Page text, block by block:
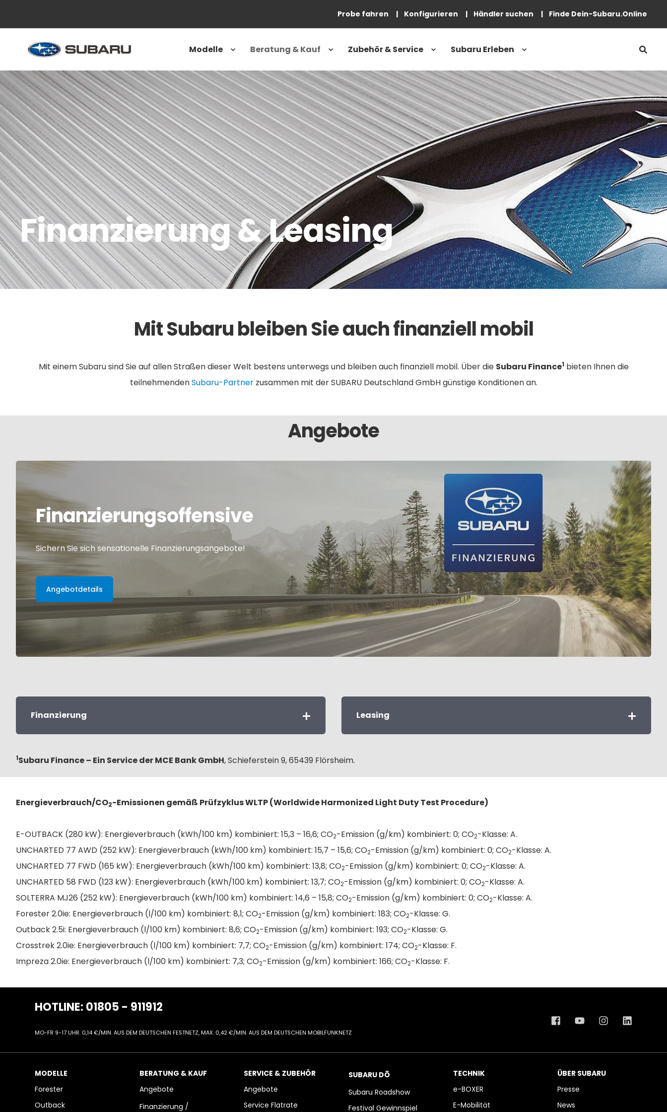
Probe fahren Konfigurieren Händler suchen Finde Dein-Subaru.Online
Modelle Beratung & Kauf Zubehör & Service Subaru Erleben
Finanzierung & Leasing
Mit Subaru bleiben Sie auch finanziell mobil
Mit einem Subaru sind Sie auf allen Straßen dieser Welt bestens unterwegs und bleiben auch finanziell mobil. Über die Subaru Finance1 bieten Ihnen die
teilnehmendenSubaru-Partnerzusammen mit der SUBARU Deutschland GmbH günstige Konditionen an.
Angebote
Finanzierungsoffensive
Sichern Sie sich sensationelle Finanzierungsangebote!
Angebotdetails
Finanzierung Leasing
1Subaru Finance – Ein Service der MCE Bank GmbH, Schieferstein 9, 65439 Flörsheim.
Energieverbrauch/CO2-Emissionen gemäß Prüfzyklus WLTP (Worldwide Harmonized Light Duty Test Procedure)
E-OUTBACK (280 kW): Energieverbrauch (kWh/100 km) kombiniert: 15,3 – 16,6; CO2-Emission (g/km) kombiniert: 0; CO2-Klasse: A.
UNCHARTED 77 AWD (252 kW): Energieverbrauch (kWh/100 km) kombiniert: 15,7 – 15,6; CO2-Emission (g/km) kombiniert: 0; CO2-Klasse: A.
UNCHARTED 77 FWD (165 kW): Energieverbrauch (kWh/100 km) kombiniert: 13,8; CO2-Emission (g/km) kombiniert: 0; CO2-Klasse: A.
UNCHARTED 58 FWD (123 kW): Energieverbrauch (kWh/100 km) kombiniert: 13,7; CO2-Emission (g/km) kombiniert: 0; CO2-Klasse: A.
SOLTERRA MJ26 (252 kW): Energieverbrauch (kWh/100 km) kombiniert: 14,6 – 15,8; CO2-Emission (g/km) kombiniert: 0; CO2-Klasse: A.
Forester 2.0ie: Energieverbrauch (l/100 km) kombiniert: 8,1; CO2-Emission (g/km) kombiniert: 183; CO2-Klasse: G.
Outback 2.5i: Energieverbrauch (l/100 km) kombiniert: 8,6; CO2-Emission (g/km) kombiniert: 193; CO2-Klasse: G.
Crosstrek 2.0ie: Energieverbrauch (l/100 km) kombiniert: 7,7; CO2-Emission (g/km) kombiniert: 174; CO2-Klasse: F.
Impreza 2.0ie: Energieverbrauch (l/100 km) kombiniert: 7,3; CO2-Emission (g/km) kombiniert: 166; CO2-Klasse: F.
HOTLINE: 01805 - 911912
MO-FR 9-17 UHR. 0,14 €/MIN. AUS DEM DEUTSCHEN FESTNETZ, MAX. 0,42 €/MIN. AUS DEM DEUTSCHEN MOBILFUNKNETZ
MODELLE
Forester
Outback
BERATUNG & KAUF
Angebote
Finanzierung /
SERVICE & ZUBEHÖR
Angebote
Service Flatrate
SUBARU DŌ
Subaru Roadshow
Festival Gewinnspiel
TECHNIK
e-BOXER
E-Mobilität
ÜBER SUBARU
Presse
News